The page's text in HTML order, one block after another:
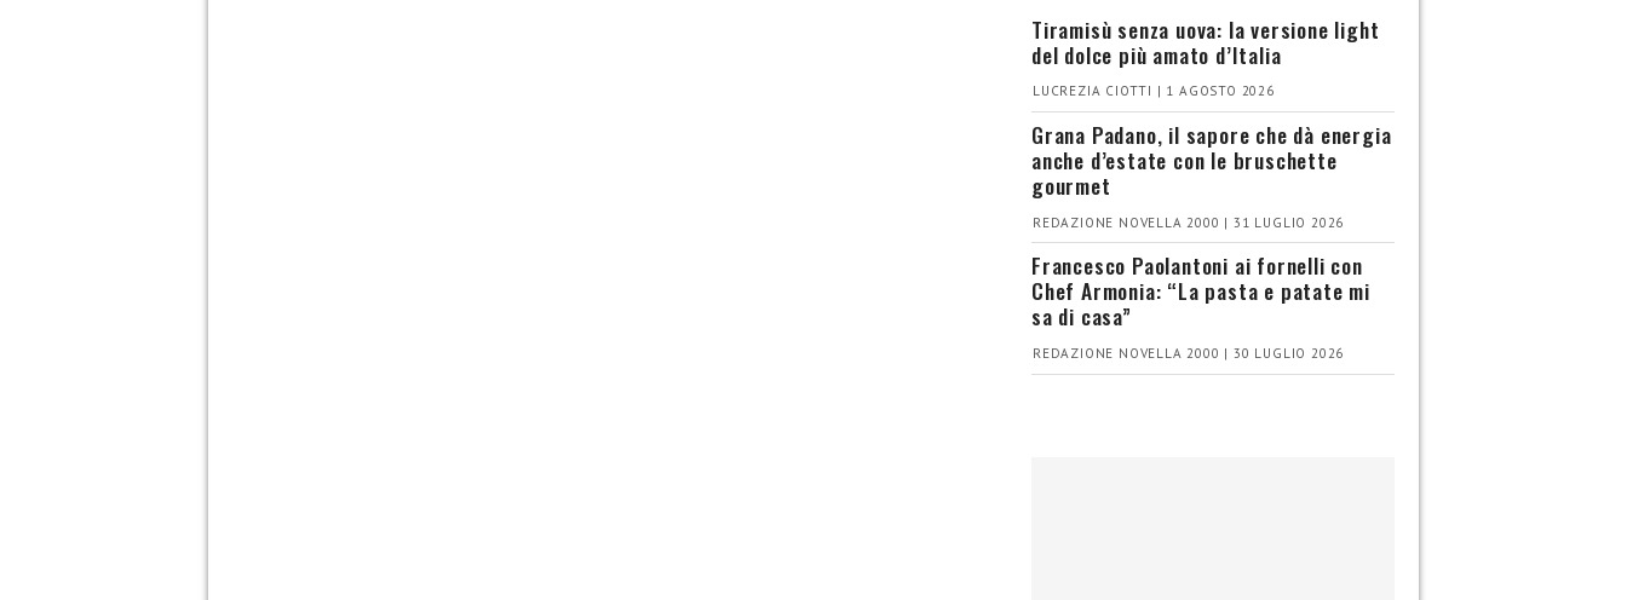
Tiramisù senza uova: la versione light
del dolce più amato d’Italia
LUCREZIA CIOTTI | 1 AGOSTO 2026
Grana Padano, il sapore che dà energia
anche d’estate con le bruschette
gourmet
REDAZIONE NOVELLA 2000 | 31 LUGLIO 2026
Francesco Paolantoni ai fornelli con
Chef Armonia: “La pasta e patate mi
sa di casa”
REDAZIONE NOVELLA 2000 | 30 LUGLIO 2026